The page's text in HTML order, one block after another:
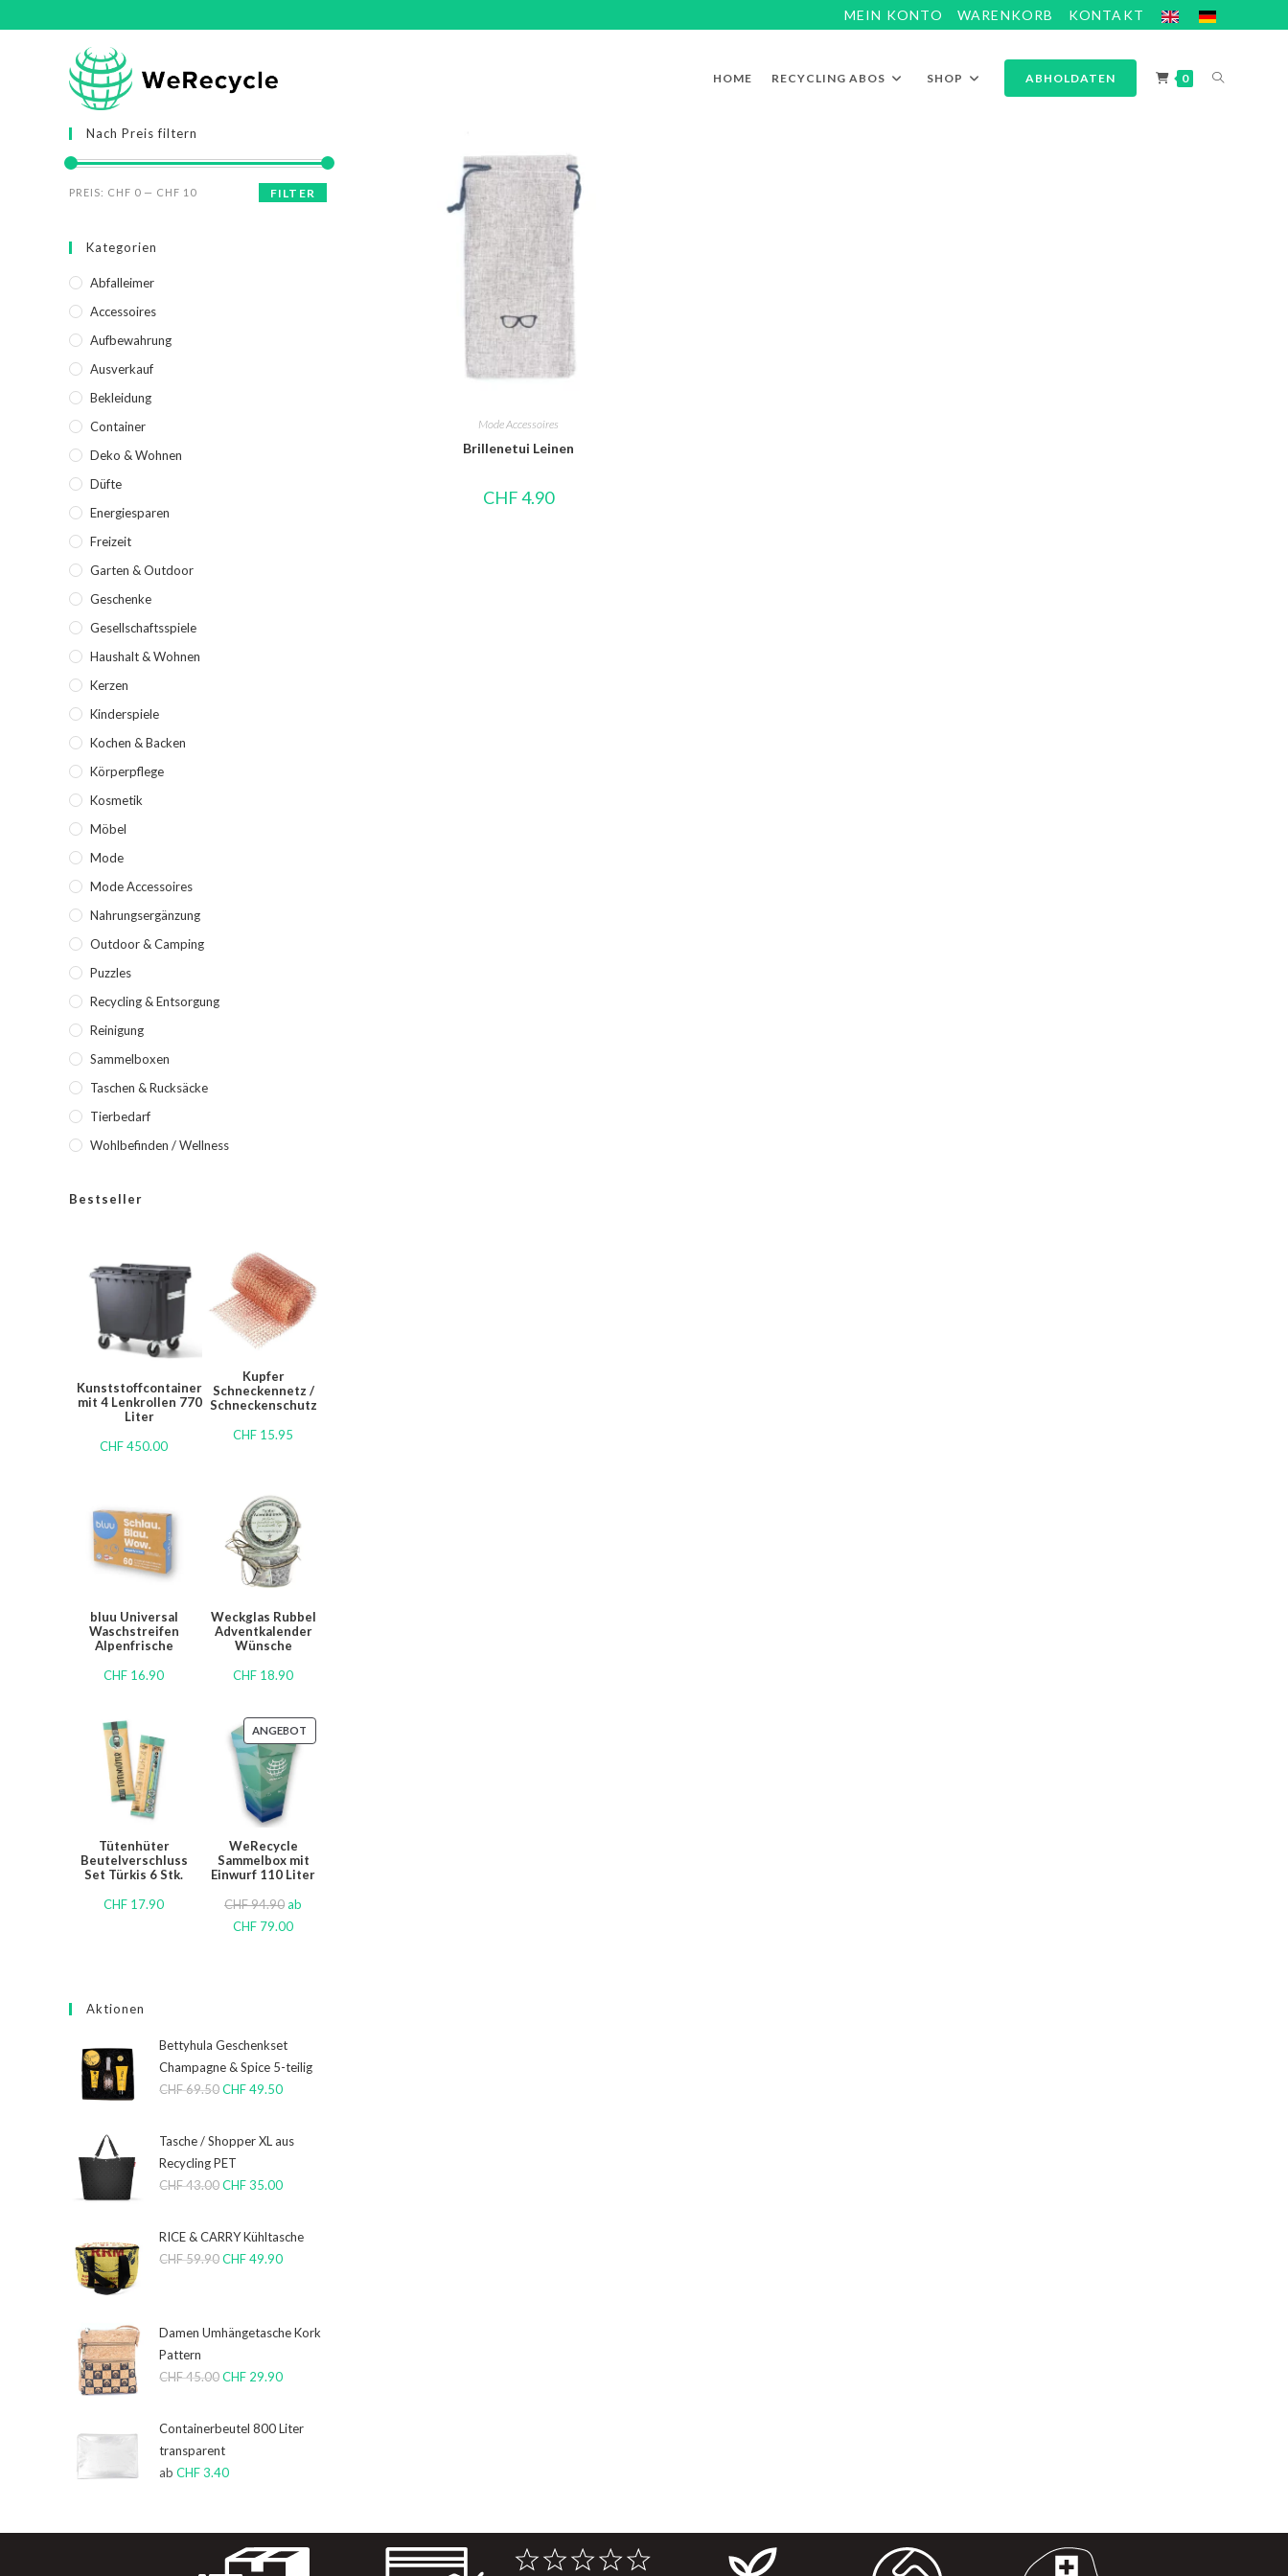
MEIN KONTO WARENKORB KONTAKT
HOME RECYCLING ABOS SHOP ABHOLDATEN 0
Mode Accessoires
Brillenetui Leinen
CHF4.90
Nach Preis filtern
FILTER
PREIS: CHF 0 — CHF 10
Kategorien
Abfalleimer
Accessoires
Aufbewahrung
Ausverkauf
Bekleidung
Container
Deko & Wohnen
Düfte
Energiesparen
Freizeit
Garten & Outdoor
Geschenke
Gesellschaftsspiele
Haushalt & Wohnen
Kerzen
Kinderspiele
Kochen & Backen
Körperpflege
Kosmetik
Möbel
Mode
Mode Accessoires
Nahrungsergänzung
Outdoor & Camping
Puzzles
Recycling & Entsorgung
Reinigung
Sammelboxen
Taschen & Rucksäcke
Tierbedarf
Wohlbefinden / Wellness
Bestseller
Kunststoffcontainer
mit 4 Lenkrollen 770
Liter
CHF450.00
Kupfer
Schneckennetz /
Schneckenschutz
CHF 15.95
bluu Universal
Waschstreifen
Alpenfrische
CHF 16.90
Weckglas Rubbel
Adventkalender
Wünsche
CHF 18.90
Tütenhüter
Beutelverschluss
Set Türkis 6 Stk.
CHF 17.90
ANGEBOT
WeRecycle
Sammelbox mit
Einwurf 110 Liter
CHF94.90ab
CHF 79.00
Aktionen
Bettyhula Geschenkset
Champagne & Spice 5-teilig
CHF69.50CHF49.50
Tasche / Shopper XL aus
Recycling PET
CHF43.00CHF35.00
RICE & CARRY Kühltasche
CHF59.90CHF49.90
Damen Umhängetasche Kork
Pattern
CHF45.00CHF 29.90
Containerbeutel 800 Liter
transparent
ab CHF3.40